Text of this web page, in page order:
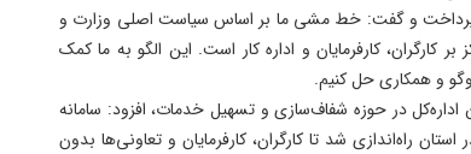
پرداخت و گفت: خط مشی ما بر اساس سیاست اصلی وزارت و
کارگران، کارفرمایان و اداره کار است. این الگو به ما کمک
و همکاری حل کنیم.
اداره‌کل در حوزه شفاف‌سازی و تسهیل خدمات، افزود: سامانه
راه‌اندازی شد تا کارگران، کارفرمایان و تعاونی‌ها بدون